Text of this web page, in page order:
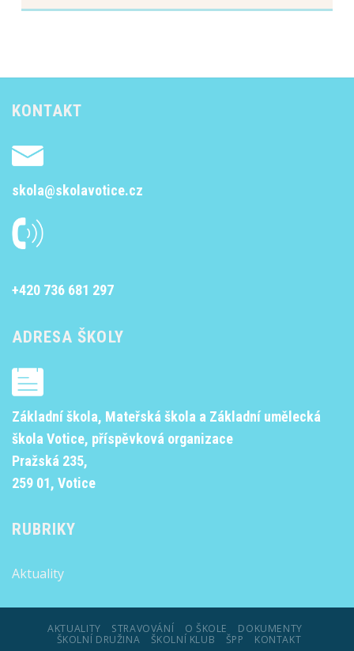
KONTAKT
skola@skolavotice.cz
+420 736 681 297
ADRESA ŠKOLY
Základní škola, Mateřská škola a Základní umělecká
škola Votice, příspěvková organizace
Pražská 235,
259 01, Votice
RUBRIKY
Aktuality
AKTUALITY STRAVOVÁNÍ O ŠKOLE
DOKUMENTY
ŠKOLNÍ DRUŽINA
ŠKOLNÍ KLUB ŠPP KONTAKT